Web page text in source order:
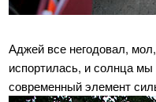
Аджей все негодовал,
испортилась, и солнца
современный элемент